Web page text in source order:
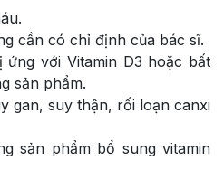
cần có chỉ định của bác sĩ.
ứng với Vitamin D3 hoặc bất
sản phẩm.
gan, suy thận, rối loạn canxi
sản phẩm bổ sung vitamin